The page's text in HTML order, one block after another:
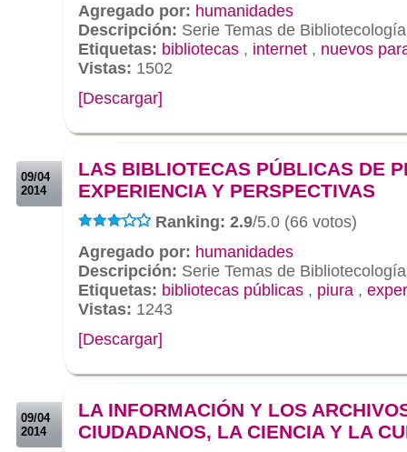
Agregado por: humanidades
Descripción: Serie Temas de
Etiquetas: bibliotecas , internet , nuevos
Vistas: 1502
[Descargar]
09/04
2014
LAS BIBLIOTECAS PÚBLICAS DE
EXPERIENCIA Y PERSPECTIVAS
Ranking: 2.9/5.0 (66 votos)
Agregado por: humanidades
Descripción: Serie Temas de
Etiquetas: bibliotecas públicas , piura ,
Vistas: 1243
[Descargar]
09/04
2014
LA INFORMACIÓN Y LOS
CIUDADANOS, LA CIENCIA Y LA